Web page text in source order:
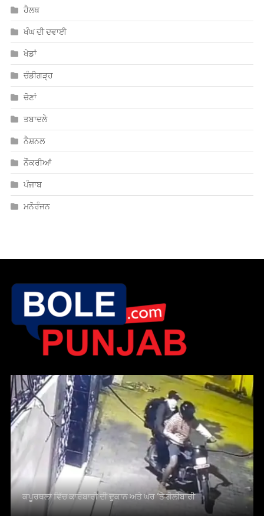
ਹੈਲਥ
ਖੰਘ ਦੀ ਦਵਾਈ
ਖੇਡਾਂ
ਚੰਡੀਗੜ੍ਹ
ਚੋਣਾਂ
ਤਬਾਦਲੇ
ਨੈਸ਼ਨਲ
ਨੌਕਰੀਆਂ
ਪੰਜਾਬ
ਮਨੋਰੰਜਨ
ਕਪੂਰਥਲਾ ਵਿੱਚ ਕਾਰੋਬਾਰੀ ਦੀ ਦੁਕਾਨ ਅਤੇ ਘਰ ‘ਤੇ ਗੋਲੀਬਾਰੀ